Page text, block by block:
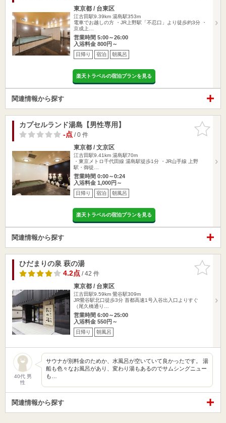
東京都 / 台東区
江古田駅9.39km 湯島駅353m
電車でお越しの方 ・JR上野駅「不忍口」より徒歩約3分 ・
京成上…
営業時間 5:00～26:00
入浴料金 800円～
日帰り 宿泊 朝風呂
楽天トラベルの宿泊プランを見る
関連情報から探す
お気に入
りに追加
カプセルランド湯島【男性専用】
-点/ 0 件
東京都 / 文京区
江古田駅9.41km 湯島駅70m
・東京メトロ千代田線 湯島駅徒歩1分 ・JR山手線 上野
駅・御徒…
営業時間 0:00～0:24
入浴料金 1,000円～
日帰り 宿泊 朝風呂
楽天トラベルの宿泊プランを見る
関連情報から探す
お気に入
りに追加
ひだまりの泉 萩の湯
4.2点/ 42 件
東京都 / 台東区
江古田駅9.59km 鶯谷駅309m
JR鶯谷駅北口徒歩3分 首都高速1号入谷出入口よりすぐ
（尾久橋通り…
営業時間 6:00～25:00
入浴料金 550円～
日帰り 朝風呂
40代 男
性
サウナが別料金のためか、水風呂が空いていて良かったです。 湯
船も色々なお風呂があり、変わり湯もあるのでサムシングニュー
も…
関連情報から探す